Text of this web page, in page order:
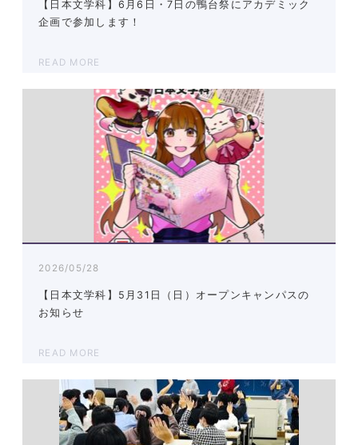
【日本文学科】6月6日・7日の鴨台祭にアカデミック
企画で参加します！
READ MORE
2026/05/28
【日本文学科】5月31日（日）オープンキャンパスの
お知らせ
READ MORE